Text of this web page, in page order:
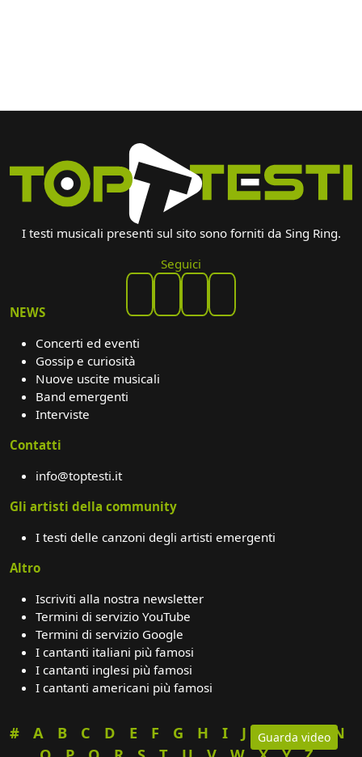
Guarda video
I testi musicali presenti sul sito sono forniti da Sing Ring.
Seguici
NEWS
Concerti ed eventi
Gossip e curiosità
Nuove uscite musicali
Band emergenti
Interviste
Contatti
info@toptesti.it
Gli artisti della community
I testi delle canzoni degli artisti emergenti
Altro
Iscriviti alla nostra newsletter
Termini di servizio YouTube
Termini di servizio Google
I cantanti italiani più famosi
I cantanti inglesi più famosi
I cantanti americani più famosi
# A B C D E F G H I J K L M
N